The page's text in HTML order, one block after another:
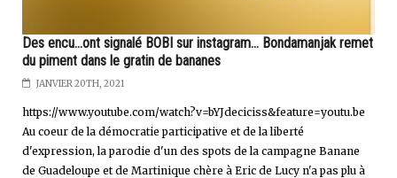
Des encu...ont signalé BOBI sur instagram... Bondamanjak remet
du piment dans le gratin de bananes
JANVIER 20TH, 2021
https://www.youtube.com/watch?v=bYJdeciciss&feature=youtu.be
Au coeur de la démocratie participative et de la liberté
d'expression, la parodie d'un des spots de la campagne Banane
de Guadeloupe et de Martinique chère à Eric de Lucy n'a pas plu à